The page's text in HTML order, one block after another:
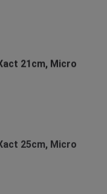
21cm, Micro
25cm, Micro